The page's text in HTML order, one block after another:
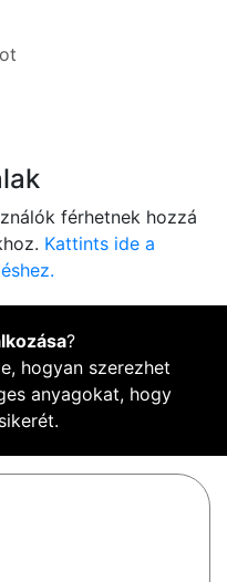
férhetnek hozzá
Kattints ide a
?
hogyan szerezhet
anyagokat, hogy